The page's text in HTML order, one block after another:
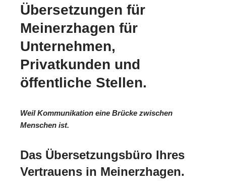
Übersetzungen für
Meinerzhagen für
Unternehmen,
Privatkunden und
öffentliche Stellen.
Weil Kommunikation eine Brücke zwischen
Menschen ist.
Das Übersetzungsbüro Ihres
Vertrauens in Meinerzhagen.